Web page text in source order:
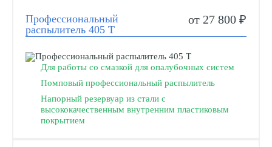
Профессиональный
распылитель 405 Т
от 27 800 ₽
Для работы со смазкой для опалубочных систем
Помповый профессиональный распылитель
Напорный резервуар из стали с
высококачественным внутренним пластиковым
покрытием